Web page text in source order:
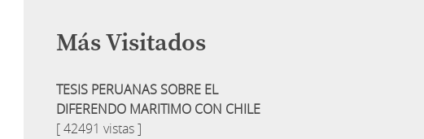
Más Visitados
TESIS PERUANAS SOBRE EL
DIFERENDO MARITIMO CON CHILE
[ 42491 vistas ]